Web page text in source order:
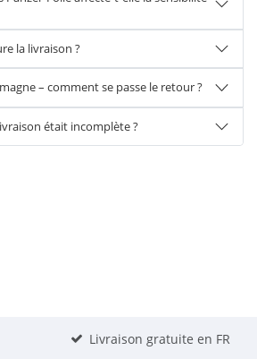
la livraison ?
– comment se passe le retour ?
était incomplète ?
Livraison gratuite en FR